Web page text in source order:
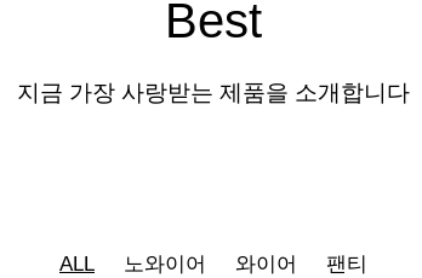
Best
지금 가장 사랑받는 제품을 소개합니다
ALL 노와이어 와이어 팬티